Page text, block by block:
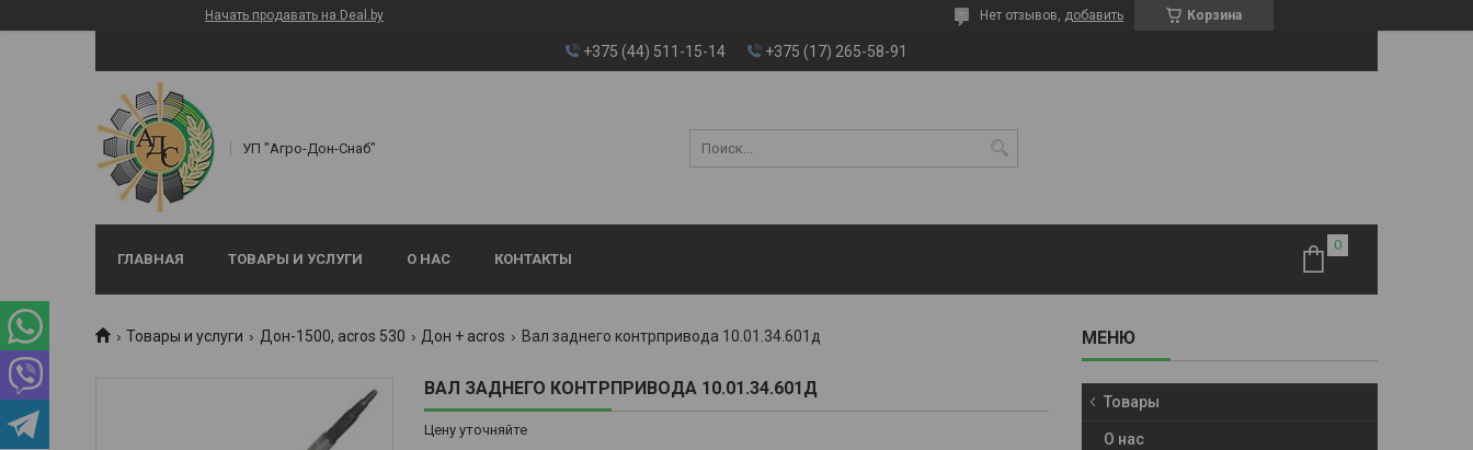
Начать продавать на Deal.by Корзина
Нет отзывов, добавить
+375 (44) 511-15-14 +375 (17) 265-58-91
УП "Агро-Дон-Снаб"
ГЛАВНАЯ ТОВАРЫ И УСЛУГИ О НАС КОНТАКТЫ
Товары и услуги Дон-1500, аcros 530 Дон + acros Вал заднего контрпривода 10.01.34.601д
ВАЛ ЗАДНЕГО КОНТРПРИВОДА 10.01.34.601Д
Цену уточняйте
Товары
О нас